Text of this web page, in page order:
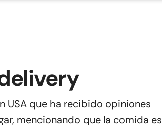
USA que ha recibido opiniones
mencionando que la comida es